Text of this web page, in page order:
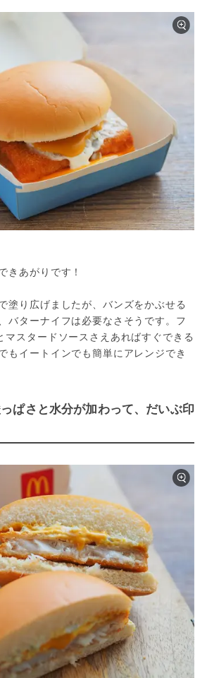
きあがりです！
塗り広げましたが、バンズをかぶせる
バターナイフは必要なさそうです。フ
マスタードソースさえあればすぐできる
もイートインでも簡単にアレンジでき
ぱさと水分が加わって、だいぶ印